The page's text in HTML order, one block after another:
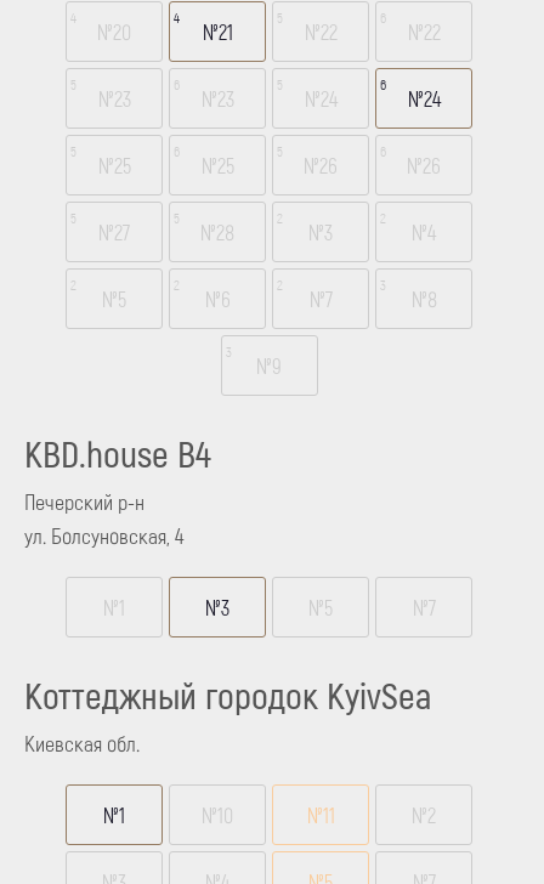
№20
4
№21
4
№22
5
№22
6
№23
5
№23
6
№24
5
№24
6
№25
5
№25
6
№26
5
№26
6
№27
5
№28
5
№3
2
№4
2
№5
2
№6
2
№7
2
№8
3
№9
3
KBD.house B4
Печерский р-н
ул. Болсуновская, 4
№1 №3 №5 №7
Коттеджный городок KyivSea
Киевская обл.
№1 №10 №11 №2